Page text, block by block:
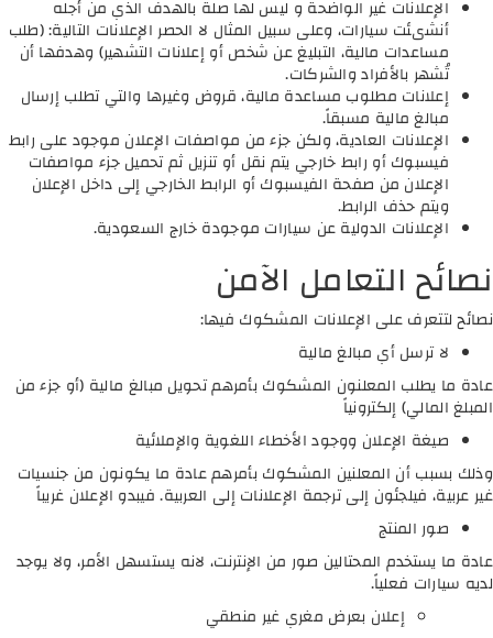
الإعلانات غير الواضحة و ليس لها صلة بالهدف الذي من أجله
أنشىئت سيارات، وعلى سبيل المثال لا الحصر الإعلانات التالية: (طلب
مساعدات مالية، التبليغ عن شخص أو إعلانات التشهير) وهدفها أن
تُشهر بالأفراد والشركات.
إعلانات مطلوب مساعدة مالية، قروض وغيرها والتي تطلب إرسال
مبالغ مالية مسبقاً.
الإعلانات العادية، ولكن جزء من مواصفات الإعلان موجود على رابط
فيسبوك أو رابط خارجي يتم نقل أو تنزيل ثم تحميل جزء مواصفات
الإعلان من صفحة الفيسبوك أو الرابط الخارجي إلى داخل الإعلان
ويتم حذف الرابط.
الإعلانات الدولية عن سيارات موجودة خارج السعودية.
نصائح التعامل الآمن
نصائح لتتعرف على الإعلانات المشكوك فيها:
لا ترسل أي مبالغ مالية
عادة ما يطلب المعلنون المشكوك بأمرهم تحويل مبالغ مالية (أو جزء من
المبلغ المالي) إلكترونياً
صيغة الإعلان ووجود الأخطاء اللغوية والإملائية
وذلك بسبب أن المعلنين المشكوك بأمرهم عادة ما يكونون من جنسيات
غير عربية، فيلجئون إلى ترجمة الإعلانات إلى العربية. فيبدو الإعلان غريباً
صور المنتج
عادة ما يستخدم المحتالين صور من الإنترنت، لانه يستسهل الأمر، ولا يوجد
لديه سيارات فعلياً.
إعلان بعرض مغري غير منطقي